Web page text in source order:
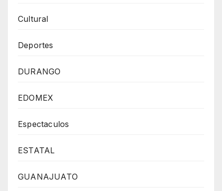
Cultural
Deportes
DURANGO
EDOMEX
Espectaculos
ESTATAL
GUANAJUATO